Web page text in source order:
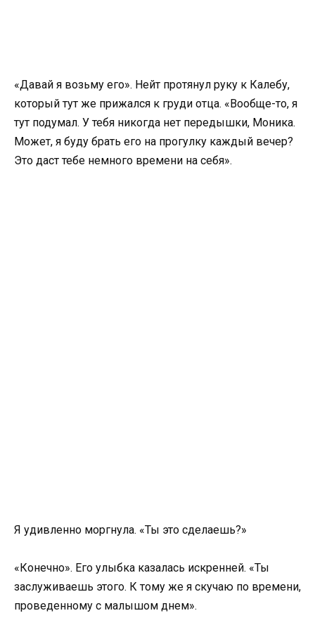
«Давай я возьму его». Нейт протянул руку к Калебу,
который тут же прижался к груди отца. «Вообще-то, я
тут подумал. У тебя никогда нет передышки, Моника.
Может, я буду брать его на прогулку каждый вечер?
Это даст тебе немного времени на себя».
Я удивленно моргнула. «Ты это сделаешь?»
«Конечно». Его улыбка казалась искренней. «Ты
заслуживаешь этого. К тому же я скучаю по времени,
проведенному с малышом днем».